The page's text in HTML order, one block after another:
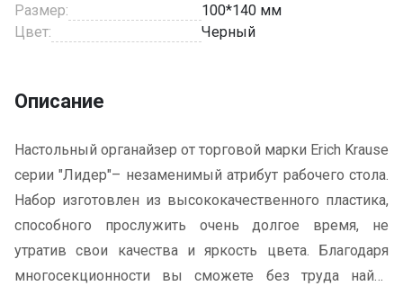
Размер:
100*140 мм
Цвет:
Черный
Описание
Настольный органайзер от торговой марки Erich Krause
серии "Лидер"– незаменимый атрибут рабочего стола.
Набор изготовлен из высококачественного пластика,
способного прослужить очень долгое время, не
утратив свои качества и яркость цвета. Благодаря
многосекционности вы сможете без труда найти